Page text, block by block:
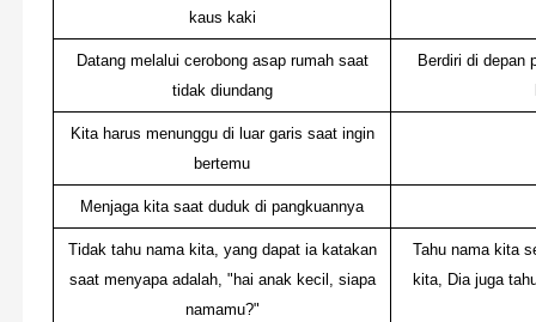
kaus kaki
Datang melalui cerobong asap rumah saat
tidak diundang
Berdiri di depan
Kita harus menunggu di luar garis saat ingin
bertemu
Menjaga kita saat duduk di pangkuannya
Tidak tahu nama kita, yang dapat ia katakan
saat menyapa adalah, "hai anak kecil, siapa
namamu?"
Tahu nama kita
kita, Dia juga